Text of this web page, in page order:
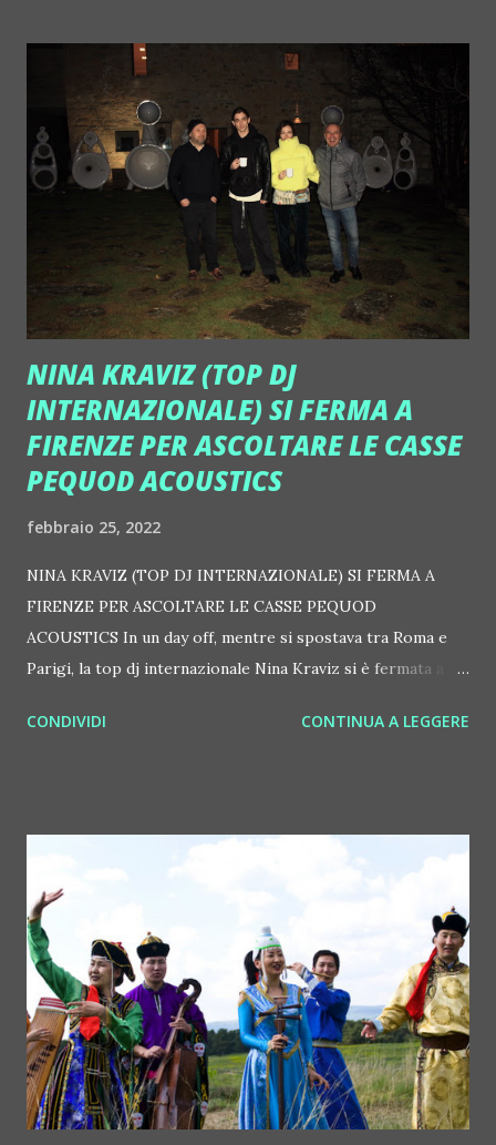
live: 9 giugno 2022 – LIGNANO , Stadio Teghil (data
zero) 13 giugno 2022 – MILANO , Stadio San Siro (SOLD
OUT) 15 giugno 2022 – TORINO , Stadio Olimpico 18
giugno 2022 – PADOVA , Stadio Euganeo 22 giugno 2022 –
FIRENZE , Stadio Artemio Franchi 25 giugno 2022 – BARI ,
Stadio Arena Della Vittoria (SOLD OUT) 28 giugno 2022 –
ROMA , Stadio Olimpico 2 luglio 2022 – IMOLA ,
Autodromo Internazionale Enzo e Dino Ferrari
NINA KRAVIZ (TOP DJ
INTERNAZIONALE) SI FERMA A
FIRENZE PER ASCOLTARE LE CASSE
PEQUOD ACOUSTICS
febbraio 25, 2022
NINA KRAVIZ (TOP DJ INTERNAZIONALE) SI FERMA A
FIRENZE PER ASCOLTARE LE CASSE PEQUOD
ACOUSTICS In un day off, mentre si spostava tra Roma e
Parigi, la top dj internazionale Nina Kraviz si è fermata a
un'eccellenza italiana che si sta facendo conoscere in club e
l'occasione di godersi una lunga demo nel verde delle
colline di Fiesole. Le casse Pequdod Acoustics, dopo
essersi fatte notare per le loro forme generose, mettono
infatti insieme la qualità sonora dell'hi fi e la versatilità
degli impianti audio professionali, per questo sono Hi-Pro.
Progettate secondo una tecnologia innovativa, hanno un
design che colpisce... ma non è una scelta dei due ingegneri
fiorentini, Andrea e Simone Ugolini, che le hanno create.
"Non potevano che avere questa...
CONDIVIDI CONTINUA A LEGGERE